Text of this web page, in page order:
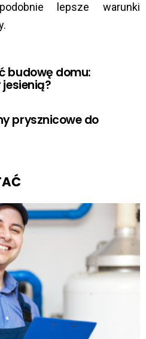
lepsze warunki
budowę domu:
prysznicowe do